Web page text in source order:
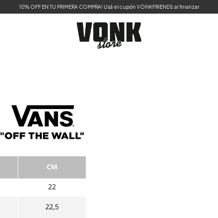
10% OFF EN TU PRIMERA COMPRA! Usá el cupón VONKFRIENDS al finalizar